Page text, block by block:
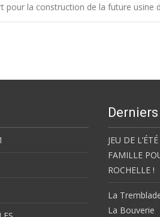
pour la construction de la future usine
JEU DE
FAMILLE
ROCHELLE !
La
La Bouverie